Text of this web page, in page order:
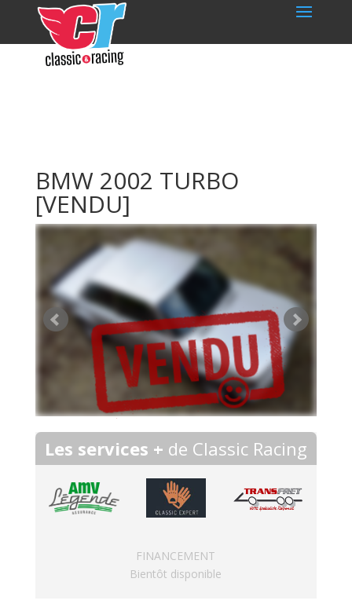
BMW 2002 TURBO
[VENDU]
Les services + de Classic Racing
FINANCEMENT
Bientôt disponible